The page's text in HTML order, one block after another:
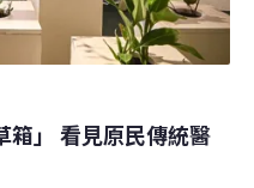
」 看見原民傳統醫